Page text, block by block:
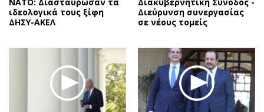
ΝΑΤΟ: Διασταύρωσαν τα
ιδεολογικά τους ξίφη
ΔΗΣΥ-ΑΚΕΛ
Διακυβερνητική Σύνοδος -
Διεύρυνση συνεργασίας
σε νέους τομείς